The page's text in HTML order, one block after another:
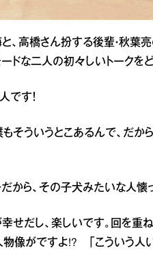
、高橋さん扮する後輩・秋葉
ドな二人の初々しいトークをど
です！
そういうとこあるんで、だか
から、その子犬みたいな人懐っ
せだし、楽しいです。回を重
物像がですよ!? 「こういう人